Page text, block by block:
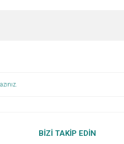
BİZİ TAKİP EDİN